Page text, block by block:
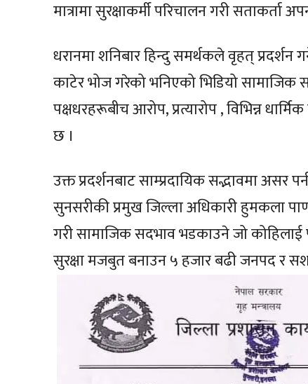
मात्रामा सुरक्षाकर्मी परिचालन गरी सताकर्ता
धरानमा शनिबार हिन्दु समर्थकले वृहत्
काटेर भोज गरेको भनिएको भिडियो सामाजिक
पक्षधरहरूबीच आरोप, प्रत्यारोप , विभिन्न
छ ।
उक्त प्रदर्शनबाट साम्प्रदायिक सद्भावमा असर
सुनसरीकी प्रमुख जिल्ला अधिकारी हुमकला
गरी सामाजिक सदभाव भडकाउने जो कोहिलाई
सुरक्षा मजबुत बनाउन ५ हजार बढी जनपद र